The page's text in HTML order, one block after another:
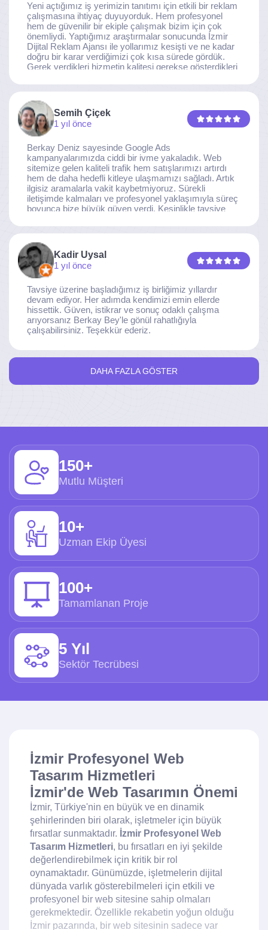
Yeni açtığımız iş yerimizin tanıtımı için etkili bir reklam
çalışmasına ihtiyaç duyuyorduk. Hem profesyonel
hem de güvenilir bir ekiple çalışmak bizim için çok
önemliydi. Yaptığımız araştırmalar sonucunda İzmir
Dijital Reklam Ajansı ile yollarımız kesişti ve ne kadar
doğru bir karar verdiğimizi çok kısa sürede gördük.
Gerek verdikleri hizmetin kalitesi gerekse gösterdikleri
noktaya ulaştı. Kaliteden asla taviz vermeyen, her
ekibine gönülden teşekkür ederiz.
Semih Çiçek
1 yıl önce
Berkay Deniz sayesinde Google Ads
kampanyalarımızda ciddi bir ivme yakaladık. Web
sitemize gelen kaliteli trafik hem satışlarımızı artırdı
hem de daha hedefli kitleye ulaşmamızı sağladı. Artık
ilgisiz aramalarla vakit kaybetmiyoruz. Sürekli
iletişimde kalmaları ve profesyonel yaklaşımıyla süreç
boyunca bize büyük güven verdi. Kesinlikle tavsiye
Kadir Uysal
1 yıl önce
Tavsiye üzerine başladığımız iş birliğimiz yıllardır
devam ediyor. Her adımda kendimizi emin ellerde
hissettik. Güven, istikrar ve sonuç odaklı çalışma
arıyorsanız Berkay Bey'le gönül rahatlığıyla
çalışabilirsiniz. Teşekkür ederiz.
DAHA FAZLA GÖSTER
150+
Mutlu Müşteri
10+
Uzman Ekip Üyesi
100+
Tamamlanan Proje
5 Yıl
Sektör Tecrübesi
İzmir Profesyonel Web
Tasarım Hizmetleri
İzmir'de Web Tasarımın Önemi
İzmir, Türkiye'nin en büyük ve en dinamik
şehirlerinden biri olarak, işletmeler için büyük
fırsatlar sunmaktadır. İzmir Profesyonel Web
Tasarım Hizmetleri, bu fırsatları en iyi şekilde
değerlendirebilmek için kritik bir rol
oynamaktadır. Günümüzde, işletmelerin dijital
dünyada varlık gösterebilmeleri için etkili ve
profesyonel bir web sitesine sahip olmaları
gerekmektedir. Özellikle rekabetin yoğun olduğu
İzmir pazarında, bir web sitesinin sadece var